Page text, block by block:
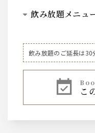
飲み放題メニュ
ビール
【ザ･プレミアム・モ
ビール
ザ･プレミアム・モル
飲み放題のご延長は30